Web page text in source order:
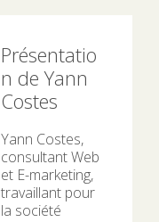
Présentatio
n de Yann
Costes
Yann Costes,
consultant Web
et E-marketing,
travaillant pour
la société